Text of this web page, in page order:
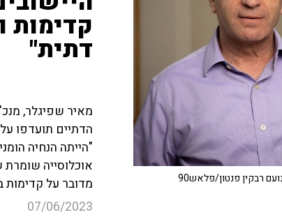
קדימות
דתית"
הדתיים תועדפו
"הייתה הנחיה
אוכלוסייה
מדובר על קדימות
07/06/2023
רבקין פנטון/פלאש90